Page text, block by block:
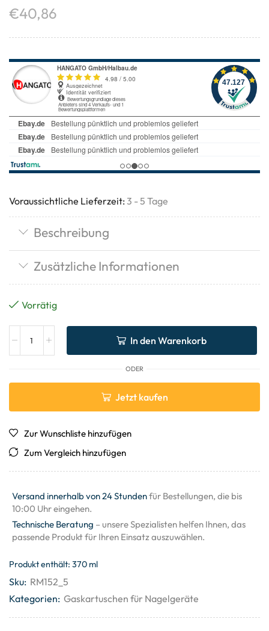
€40,86
Voraussichtliche Lieferzeit: 3 - 5 Tage
Beschreibung
Zusätzliche Informationen
Vorrätig
In den Warenkorb
ODER
Jetzt kaufen
Zur Wunschliste hinzufügen
Zum Vergleich hinzufügen
Versand innerhalb von 24 Stundenfür Bestellungen, die bis
10:00 Uhr eingehen.
Technische Beratung – unsere Spezialisten helfen Ihnen, das
passende Produkt für Ihren Einsatz auszuwählen.
Produkt enthält: 370 ml
Sku: RM152_5
Kategorien: Gaskartuschen für Nagelgeräte